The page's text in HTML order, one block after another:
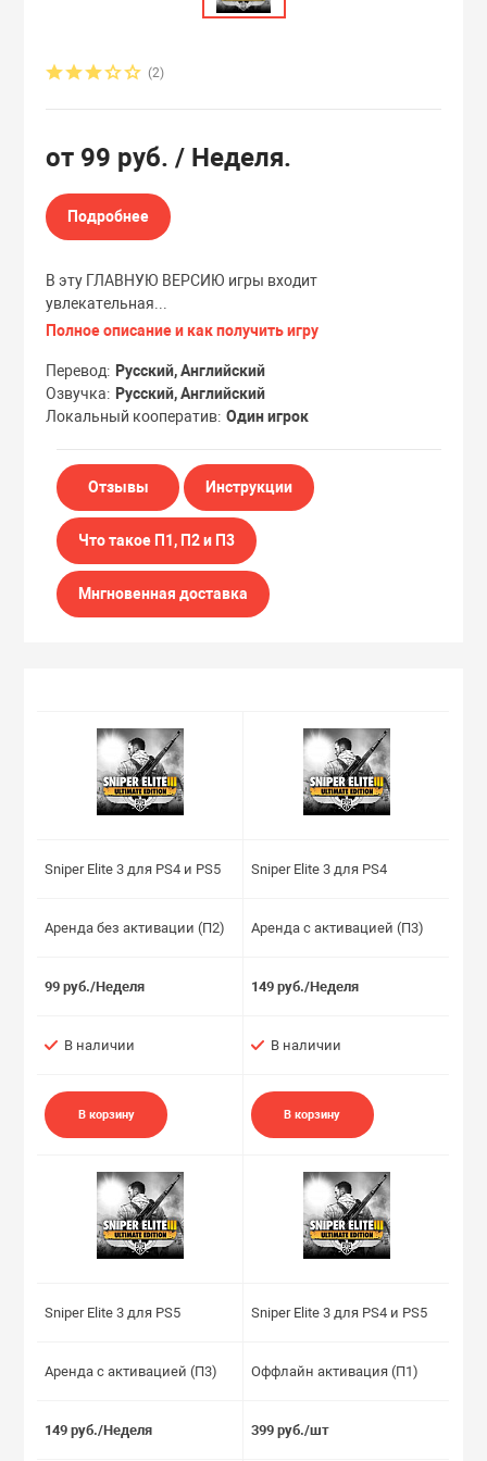
(2)
от 99 руб./ Неделя.
Подробнее
В эту ГЛАВНУЮ ВЕРСИЮ игры входит
увлекательная...
Полное описание и как получить игру
Перевод
Русский, Английский
Озвучка
Русский, Английский
Локальный кооператив Один игрок
Отзывы Инструкции
Что такое П1, П2 и П3
Мнгновенная доставка
Sniper Elite 3 для PS4 и PS5
Аренда без активации (П2)
99 руб./Неделя
В наличии
В корзину
Sniper Elite 3 для PS4
Аренда с активацией (П3)
149 руб./Неделя
В наличии
В корзину
Sniper Elite 3 для PS5
Аренда с активацией (П3)
149 руб./Неделя
Sniper Elite 3 для PS4 и PS5
Оффлайн активация (П1)
399 руб./шт